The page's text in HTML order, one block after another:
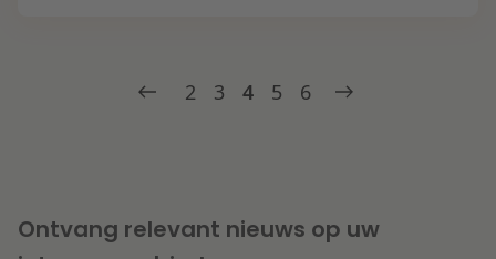
2 3 4 5 6
Ontvang relevant nieuws op uw